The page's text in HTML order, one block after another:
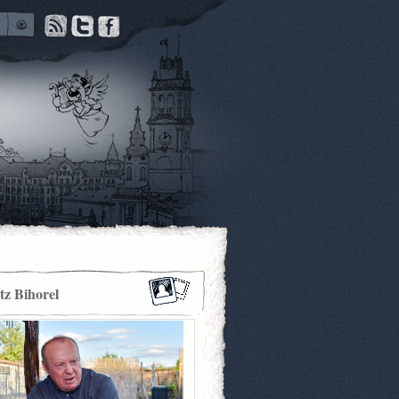
Bihorel